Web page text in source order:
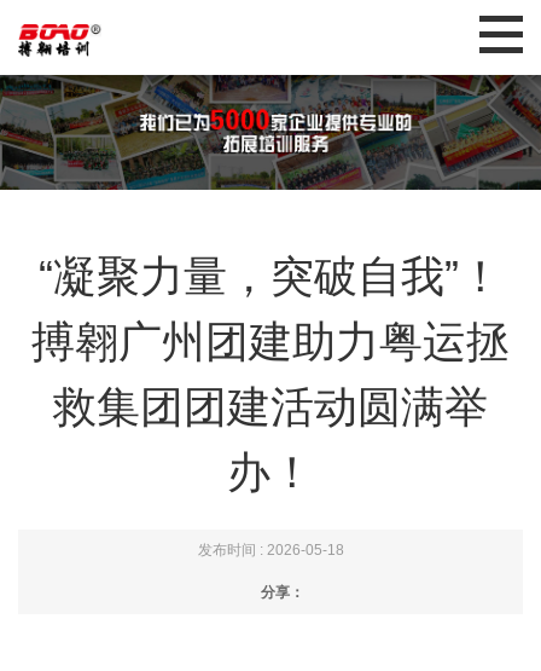
“凝聚力量，突破自我”！
搏翱广州团建助力粤运拯
救集团团建活动圆满举
办！
发布时间 : 2026-05-18
分享：